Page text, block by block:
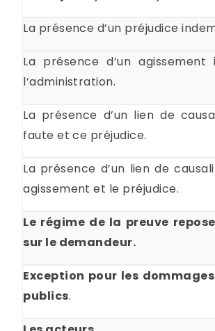
La présence d’un préjudice
La présence d’un
l’administration.
La présence d’un lien de
faute et ce préjudice.
La présence d’un lien de
agissement et le préjudice.
Le régime de la preuve
sur le demandeur.
Exception pour les
publics.